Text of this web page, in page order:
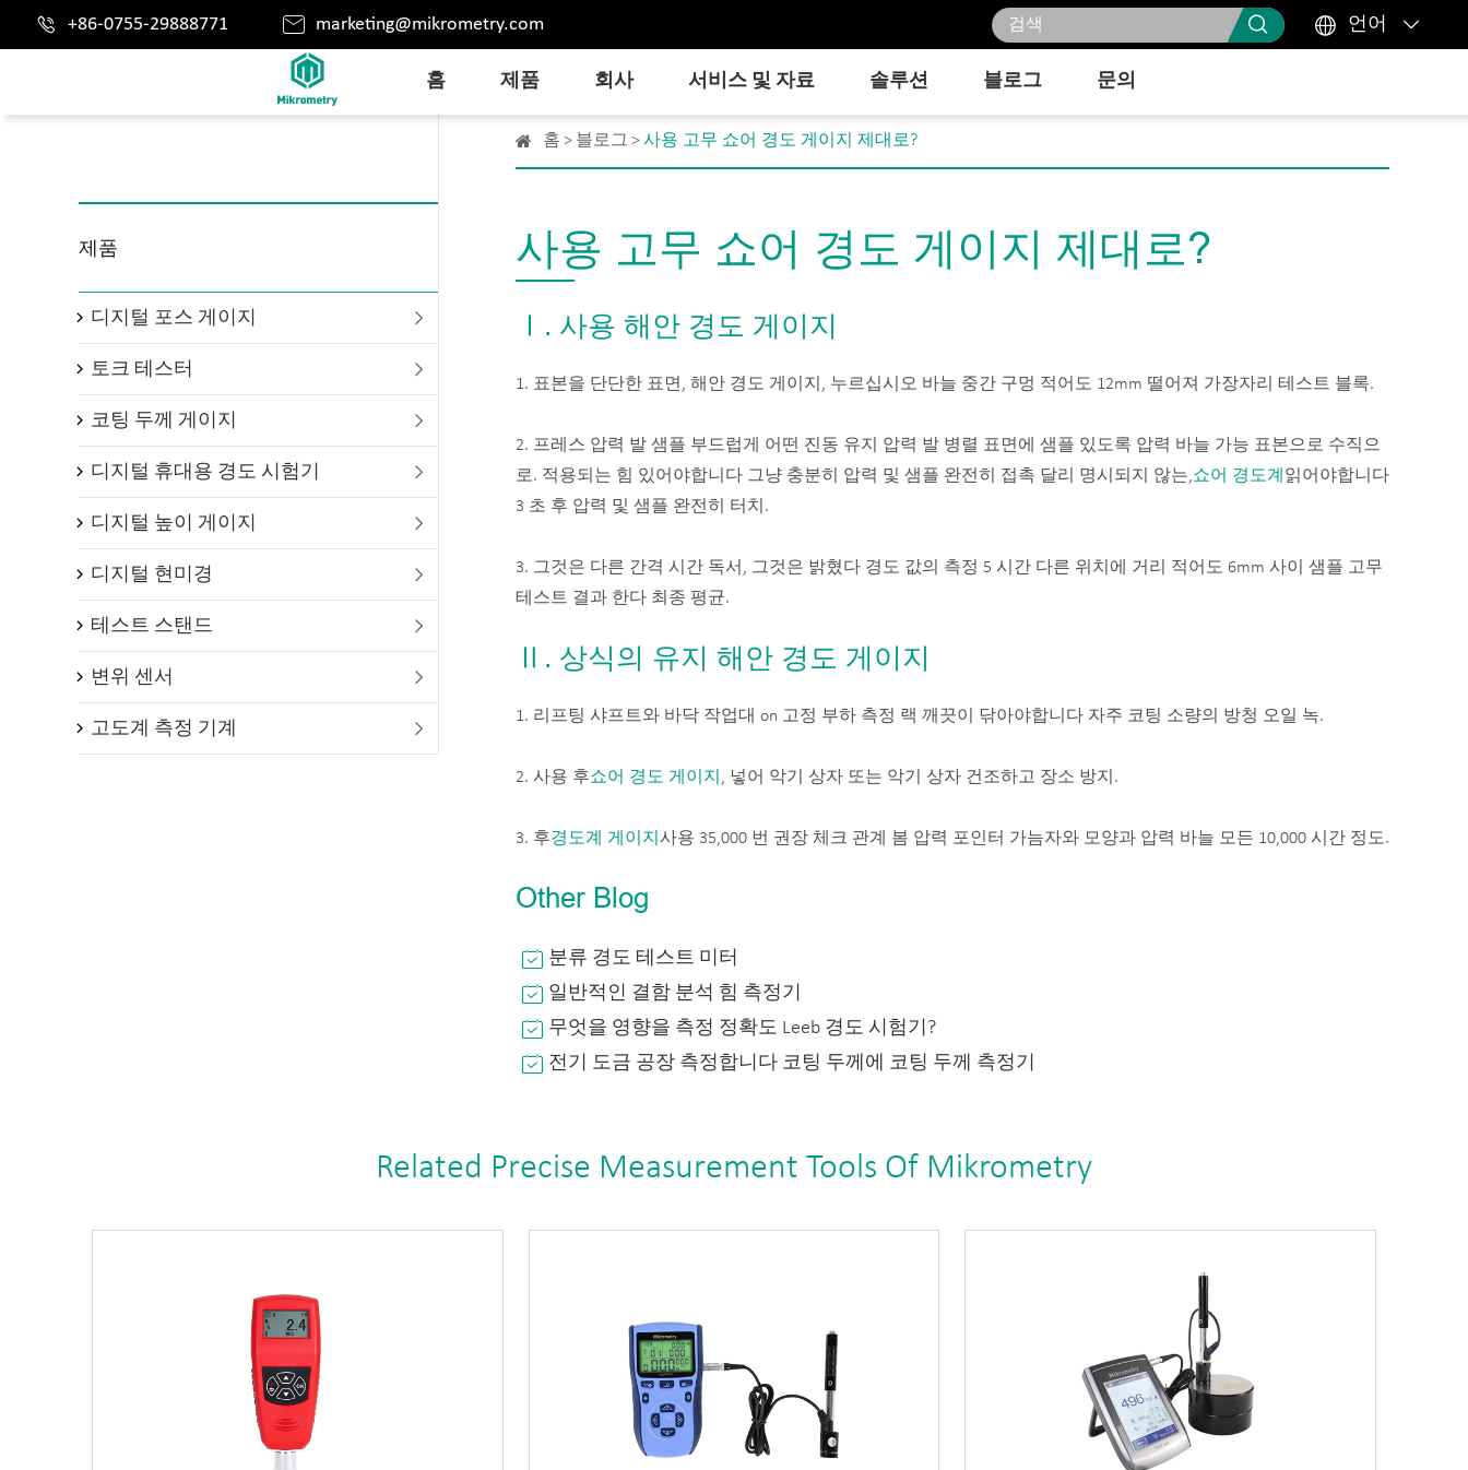
 +86-0755-29888771  marketing@mikrometry.com   언어 
홈 제품 회사 서비스 및 자료 솔루션 블로그 문의
제품
 디지털 포스 게이지
 토크 테스터
 코팅 두께 게이지
 디지털 휴대용 경도 시험기
 디지털 높이 게이지
 디지털 현미경
 테스트 스탠드
 변위 센서
 고도계 측정 기계
홈 블로그 사용 고무 쇼어 경도 게이지 제대로?
사용 고무 쇼어 경도 게이지 제대로?
Ⅰ. 사용 해안 경도 게이지
1. 표본을 단단한 표면, 해안 경도 게이지, 누르십시오 바늘 중간 구멍 적어도 12mm 떨어져 가장자리 테스트 블록.
2. 프레스 압력 발 샘플 부드럽게 어떤 진동 유지 압력 발 병렬 표면에 샘플 있도록 압력 바늘 가능 표본으로 수직으
로. 적용되는 힘 있어야합니다 그냥 충분히 압력 및 샘플 완전히 접촉 달리 명시되지 않는,쇼어 경도계 읽어야합니다
3 초 후 압력 및 샘플 완전히 터치.
3. 그것은 다른 간격 시간 독서, 그것은 밝혔다 경도 값의 측정 5 시간 다른 위치에 거리 적어도 6mm 사이 샘플 고무
테스트 결과 한다 최종 평균.
Ⅱ. 상식의 유지 해안 경도 게이지
1. 리프팅 샤프트와 바닥 작업대 on 고정 부하 측정 랙 깨끗이 닦아야합니다 자주 코팅 소량의 방청 오일 녹.
2. 사용 후쇼어 경도 게이지 , 넣어 악기 상자 또는 악기 상자 건조하고 장소 방지.
3. 후경도계 게이지 사용 35,000 번 권장 체크 관계 봄 압력 포인터 가늠자와 모양과 압력 바늘 모든 10,000 시간 정도.
Other Blog
분류 경도 테스트 미터
일반적인 결함 분석 힘 측정기
무엇을 영향을 측정 정확도 Leeb 경도 시험기?
전기 도금 공장 측정합니다 코팅 두께에 코팅 두께 측정기
Related Precise Measurement Tools Of Mikrometry